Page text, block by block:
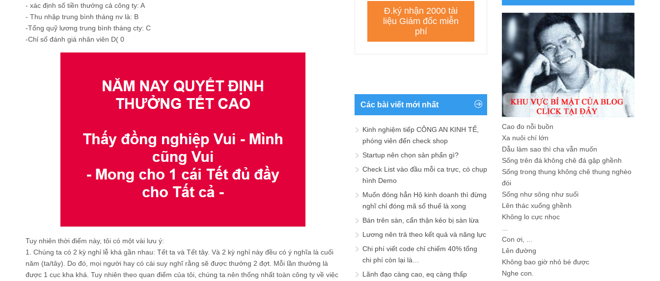
- xác định số tiền thưởng cả công ty: A
- Thu nhập trung bình tháng nv là: B
-Tổng quỹ lương trung bình tháng cty: C
-Chỉ số đánh giá nhân viên D( 0
Tuy nhiên thời điểm này, tôi có một vài lưu ý:
1. Chúng ta có 2 kỳ nghỉ lễ khá gần nhau: Tết ta và Tết tây. Và 2 kỳ nghỉ này đều có ý nghĩa là cuối
năm (ta/tây). Do đó, mọi người hay có cái suy nghĩ rằng sẽ được thưởng 2 đợt. Mỗi lần thưởng là
được 1 cục kha khá. Tuy nhiên theo quan điểm của tôi, chúng ta nên thống nhất toàn công ty về việc
Các bài viết mới nhất
Kinh nghiệm tiếp CÔNG AN KINH TẾ,
phóng viên đến check shop
Startup nên chọn sản phẩn gì?
Check List vào đầu mỗi ca trực, có chụp
hình Demo
Muốn đóng hẳn Hộ kinh doanh thì đừng
nghĩ chỉ đóng mã số thuế là xong
Bán trên sàn, cẩn thận kẻo bị sàn lừa
Lương nên trả theo kết quả và năng lực
Chi phí viết code chỉ chiếm 40% tổng
chi phí còn lại là…
Lãnh đạo càng cao, eq càng thấp
Cao đo nỗi buồn
Xa nuôi chí lớn
Dẫu làm sao thì cha vẫn muốn
Sống trên đá không chê đá gập ghềnh
Sống trong thung không chê thung nghèo
đói
Sống như sông như suối
Lên thác xuống ghềnh
Không lo cực nhọc
Con ơi, ...
Lên đường
Không bao giờ nhỏ bé được
Nghe con.